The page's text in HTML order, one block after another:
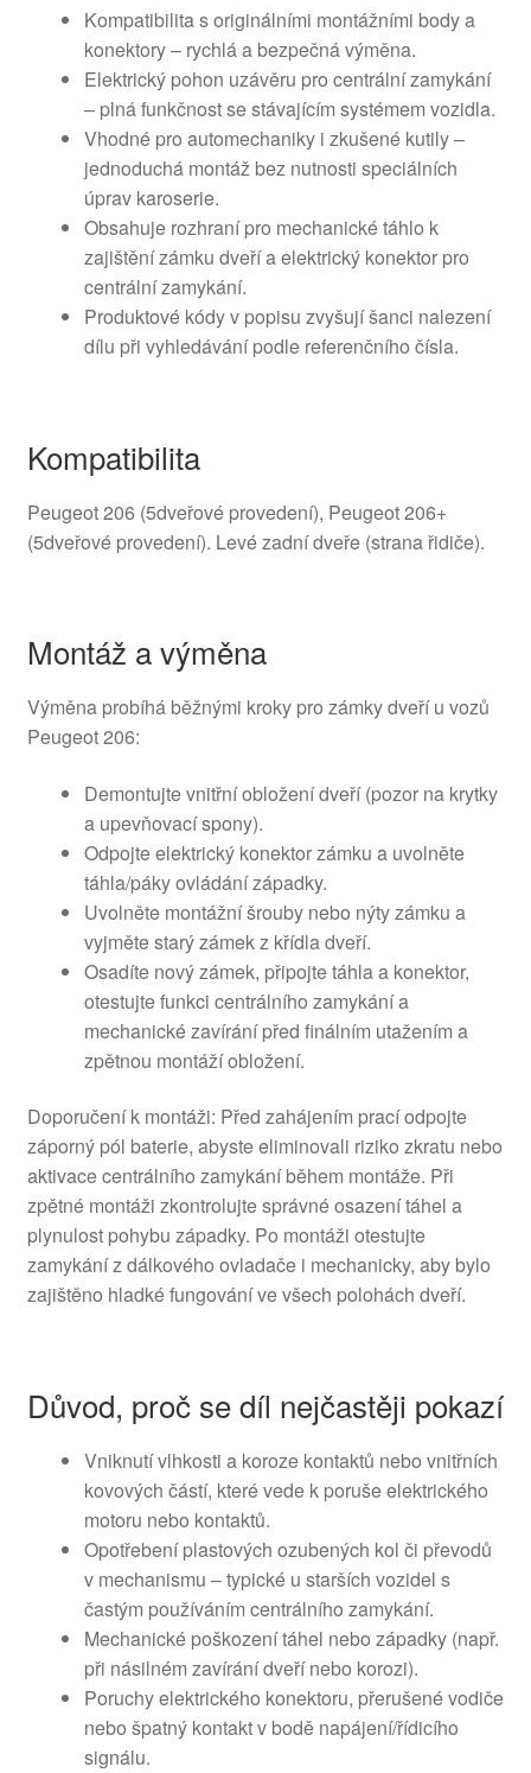
Kompatibilita s originálními montážními body a
konektory – rychlá a bezpečná výměna.
Elektrický pohon uzávěru pro centrální zamykání
– plná funkčnost se stávajícím systémem vozidla.
Vhodné pro automechaniky i zkušené kutily –
jednoduchá montáž bez nutnosti speciálních
úprav karoserie.
Obsahuje rozhraní pro mechanické táhlo k
zajištění zámku dveří a elektrický konektor pro
centrální zamykání.
Produktové kódy v popisu zvyšují šanci nalezení
dílu při vyhledávání podle referenčního čísla.
Kompatibilita
Peugeot 206 (5dveřové provedení), Peugeot 206+
(5dveřové provedení). Levé zadní dveře (strana řidiče).
Montáž a výměna
Výměna probíhá běžnými kroky pro zámky dveří u vozů
Peugeot 206:
Demontujte vnitřní obložení dveří (pozor na krytky
a upevňovací spony).
Odpojte elektrický konektor zámku a uvolněte
táhla/páky ovládání západky.
Uvolněte montážní šrouby nebo nýty zámku a
vyjměte starý zámek z křídla dveří.
Osadíte nový zámek, připojte táhla a konektor,
otestujte funkci centrálního zamykání a
mechanické zavírání před finálním utažením a
zpětnou montáží obložení.
Doporučení k montáži: Před zahájením prací odpojte
záporný pól baterie, abyste eliminovali riziko zkratu nebo
aktivace centrálního zamykání během montáže. Při
zpětné montáži zkontrolujte správné osazení táhel a
plynulost pohybu západky. Po montáži otestujte
zamykání z dálkového ovladače i mechanicky, aby bylo
zajištěno hladké fungování ve všech polohách dveří.
Důvod, proč se díl nejčastěji pokazí
Vniknutí vlhkosti a koroze kontaktů nebo vnitřních
kovových částí, které vede k poruše elektrického
motoru nebo kontaktů.
Opotřebení plastových ozubených kol či převodů
v mechanismu – typické u starších vozidel s
častým používáním centrálního zamykání.
Mechanické poškození táhel nebo západky (např.
při násilném zavírání dveří nebo korozi).
Poruchy elektrického konektoru, přerušené vodiče
nebo špatný kontakt v bodě napájení/řídicího
signálu.